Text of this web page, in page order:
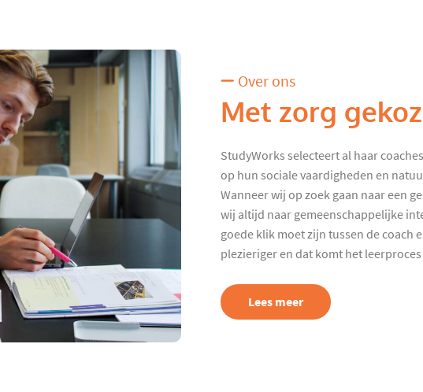
Over ons
Met zorg
StudyWorks selecteert al haar
op hun sociale vaardigheden en
Wanneer wij op zoek gaan naar een
wij altijd naar gemeenschappelijke
goede klik moet zijn tussen de coach
plezieriger en dat komt het
Lees meer